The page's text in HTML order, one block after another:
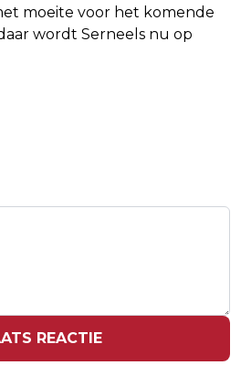
moeite voor het komende
wordt Serneels nu op
TREFFEN ELKAAR
KNVB-BEKER
REACTIE